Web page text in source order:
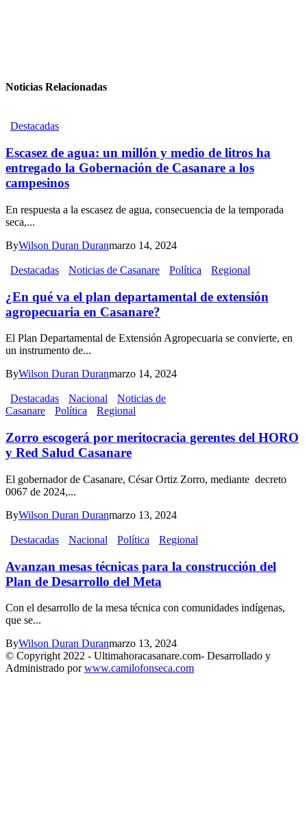
Noticias Relacionadas
Destacadas
Escasez de agua: un millón y medio de litros ha
entregado la Gobernación de Casanare a los
campesinos
En respuesta a la escasez de agua, consecuencia de la temporada
seca,...
ByWilson Duran Duranmarzo 14, 2024
Destacadas Noticias de Casanare Política Regional
¿En qué va el plan departamental de extensión
agropecuaria en Casanare?
El Plan Departamental de Extensión Agropecuaria se convierte, en
un instrumento de...
ByWilson Duran Duranmarzo 14, 2024
Destacadas Nacional
Noticias de
Casanare
Política Regional
Zorro escogerá por meritocracia gerentes del HORO
y Red Salud Casanare
El gobernador de Casanare, César Ortiz Zorro, mediante decreto
0067 de 2024,...
ByWilson Duran Duranmarzo 13, 2024
Destacadas Nacional Política Regional
Avanzan mesas técnicas para la construcción del
Plan de Desarrollo del Meta
Con el desarrollo de la mesa técnica con comunidades indígenas,
que se...
ByWilson Duran Duranmarzo 13, 2024
© Copyright 2022 - Ultimahoracasanare.com- Desarrollado y
Administrado porwww.camilofonseca.com